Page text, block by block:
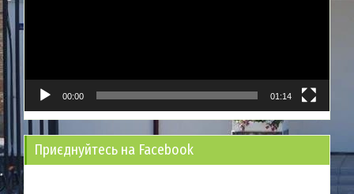
00:00 01:14
Приєднуйтесь на Facebook